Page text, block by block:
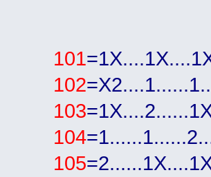
101
102
103
104
105